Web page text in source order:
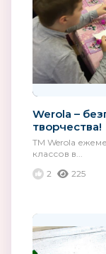
Werola –
творчества!
ТМ Werola
классов в...
2
225